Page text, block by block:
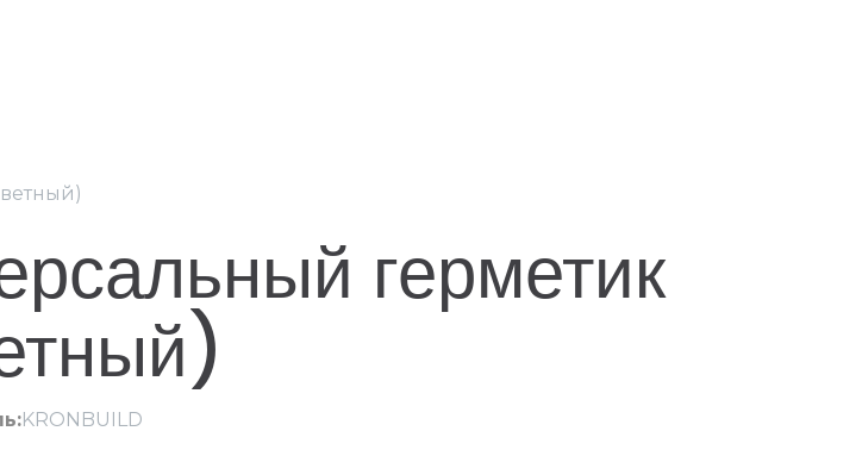
герметик
KRONBUILD